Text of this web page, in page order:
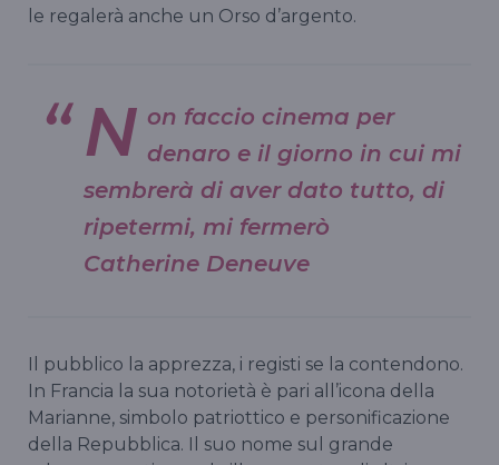
le regalerà anche un Orso d’argento.
N on faccio cinema per
denaro e il giorno in cui mi
sembrerà di aver dato tutto, di
ripetermi, mi fermerò
Catherine Deneuve
Il pubblico la apprezza, i registi se la contendono.
In Francia la sua notorietà è pari all’icona della
Marianne, simbolo patriottico e personificazione
della Repubblica. Il suo nome sul grande